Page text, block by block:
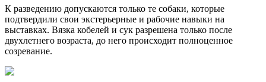
К разведению допускаются только те собаки, которые
подтвердили свои экстерьерные и рабочие навыки на
выставках. Вязка кобелей и сук разрешена только после
двухлетнего возраста, до него происходит полноценное
созревание.